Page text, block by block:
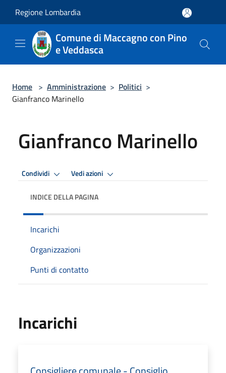
Regione Lombardia
Comune di Maccagno con Pino
e Veddasca
Home > Amministrazione > Politici >
Gianfranco Marinello
Gianfranco Marinello
Condividi Vedi azioni
INDICE DELLA PAGINA
Incarichi
Organizzazioni
Punti di contatto
Incarichi